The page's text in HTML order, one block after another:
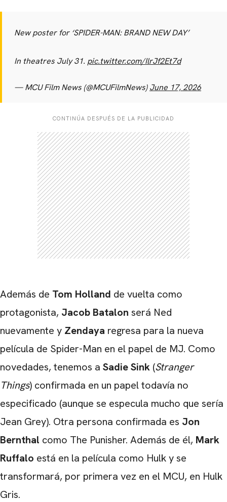
New poster for ‘SPIDER-MAN: BRAND NEW DAY’
In theatres July 31. pic.twitter.com/IlrJf2Et7d
— MCU Film News (@MCUFilmNews)June 17, 2026
CONTINÚA DESPUÉS DE LA PUBLICIDAD
Además de Tom Holland de vuelta como
protagonista, Jacob Batalon será Ned
nuevamente y Zendaya regresa para la nueva
película de Spider-Man en el papel de MJ. Como
novedades, tenemos a Sadie Sink (Stranger
Things) confirmada en un papel todavía no
especificado (aunque se especula mucho que sería
Jean Grey). Otra persona confirmada es Jon
Bernthal como The Punisher. Además de él, Mark
Ruffalo está en la película como Hulk y se
transformará, por primera vez en el MCU, en Hulk
Gris.